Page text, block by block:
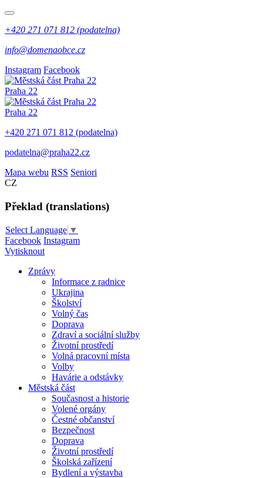
+420 271 071 812 (podatelna)
info@domenaobce.cz
Instagram Facebook
Praha 22
Praha 22
+420 271 071 812 (podatelna)
podatelna@praha22.cz
Mapa webu RSS Seniori
CZ
Překlad (translations)
Select Language ▼
Facebook Instagram
Vytisknout
Zprávy
Informace z radnice
Ukrajina
Školství
Volný čas
Doprava
Zdraví a sociální služby
Životní prostředí
Volná pracovní místa
Volby
Havárie a odstávky
Městská část
Současnost a historie
Volené orgány
Čestné občanství
Bezpečnost
Doprava
Životní prostředí
Školská zařízení
Bydlení a výstavba